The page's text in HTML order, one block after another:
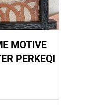
MOTIVE
PERKEQI